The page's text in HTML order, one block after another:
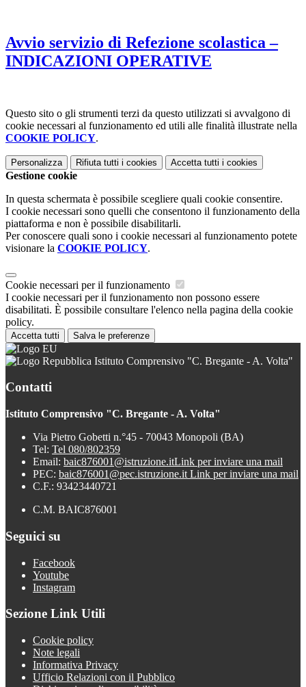
Avvio servizio di Refezione scolastica –
INDICAZIONI OPERATIVE
Questo sito o gli strumenti terzi da questo utilizzati si avvalgono di
cookie necessari al funzionamento ed utili alle finalità illustrate nella
COOKIE POLICY.
Personalizza Rifiuta tutti i cookies Accetta tutti i cookies
Gestione cookie
In questa schermata è possibile scegliere quali cookie consentire.
I cookie necessari sono quelli che consentono il funzionamento della
piattaforma e non è possibile disabilitarli.
Per conoscere quali sono i cookie necessari al funzionamento potete
visionare la COOKIE POLICY.
Cookie necessari per il funzionamento
I cookie necessari per il funzionamento non possono essere
disabilitati. È possibile consultare l'elenco nella pagina della cookie
policy.
Accetta tutti Salva le preferenze
Istituto Comprensivo "C. Bregante - A. Volta"
Contatti
Istituto Comprensivo "C. Bregante - A. Volta"
Via Pietro Gobetti n.°45 - 70043 Monopoli (BA)
Tel: Tel 080/802359
Email: baic876001@istruzione.itLink per inviare una mail
PEC: baic876001@pec.istruzione.it Link per inviare una mail
C.F.: 93423440721
C.M. BAIC876001
Seguici su
Facebook
Youtube
Instagram
Sezione Link Utili
Cookie policy
Note legali
Informativa Privacy
Ufficio Relazioni con il Pubblico